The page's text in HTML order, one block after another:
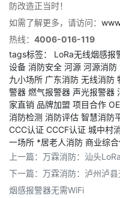
防改造正当时！
如需了解更多，请访问：
热线： 4006-016-119
tags标签：
LoRa无线烟感报
设备 消防安全 河源 河源消防
九小场所 广东消防 无线消防
警器 燃气报警器 声光报警器
家直销 品牌加盟 项目合作
消防检测 消防评估 智慧消防
CCC认证 CCCF认证 城中村
一场所 *居老人消防 商业综
上一篇： 万霖消防：汕头
下一篇： 万霖消防：泸州泸
烟感报警器无需WiFi